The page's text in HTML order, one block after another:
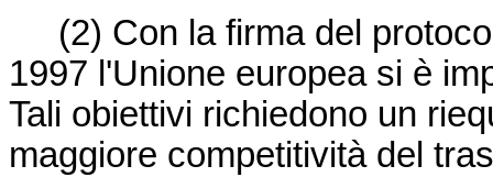
(2) Con la firma del
1997 l'Unione europea si è
Tali obiettivi richiedono un
maggiore competitività del